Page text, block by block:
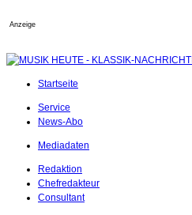
Anzeige
Startseite
Service
News-Abo
Mediadaten
Redaktion
Chefredakteur
Consultant